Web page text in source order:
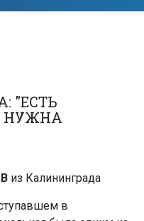
"ЕСТЬ
НУЖНА
из Калининграда
в